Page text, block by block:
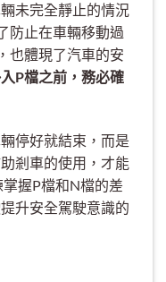
未完全靜止的情況
防止在車輛移動過
也體現了汽車的安
P檔之前，務必確
停好就結束，而是
剎車的使用，才能
握P檔和N檔的差
升安全駕駛意識的